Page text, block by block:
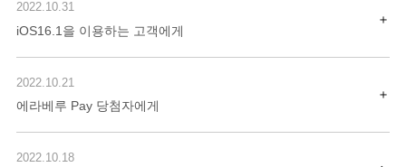
2022.10.31
iOS16.1을 이용하는 고객에게
2022.10.21
에라베루 Pay 당첨자에게
2022.10.18